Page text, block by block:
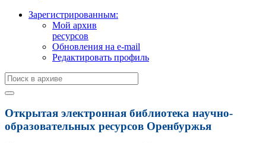
Зарегистрированным:
Мой архив
ресурсов
Обновления на e-mail
Редактировать профиль
Открытая электронная библиотека научно-
образовательных ресурсов Оренбуржья